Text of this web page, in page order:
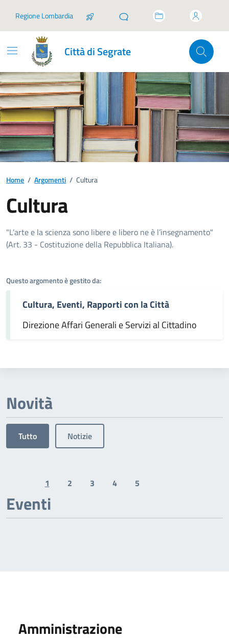
Regione Lombardia
Città di Segrate
Home / Argomenti / Cultura
Cultura
Dettagli dell'argomento
"L’arte e la scienza sono libere e libero ne è l’insegnamento"
(Art. 33 - Costituzione della Repubblica Italiana).
Questo argomento è gestito da:
Cultura, Eventi, Rapporti con la Città
Direzione Affari Generali e Servizi al Cittadino
Novità
Tutto Notizie
Previous page
1 2 3 4 5
Eventi
Amministrazione